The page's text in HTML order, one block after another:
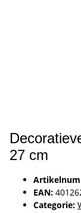
27 cm
EAN:
Categorie: